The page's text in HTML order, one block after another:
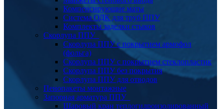
Компенсирующие маты
Система ОДК для труб ППУ
Комплекты заделки стыков
Скорлупа ППУ
Скорлупа ППУ с покрытием армофол
(фольга)
Скорлупа ППУ с покрытием стеклопластик
Скорлупа ППУ без покрытия
Скорлупа ППУ для отводов
Пенопакеты монтажные
Запорная арматура ППУ
Шаровый кран теплогидроизолированный